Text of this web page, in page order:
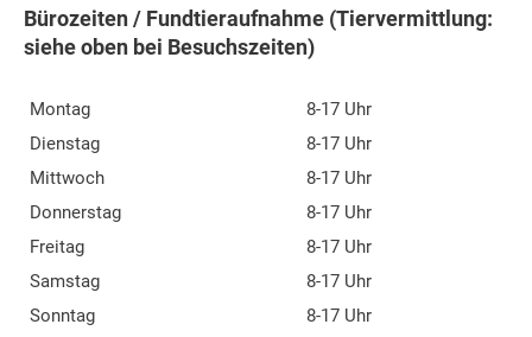
Bürozeiten / Fundtieraufnahme (Tiervermittlung:
siehe oben bei Besuchszeiten)
Montag
8-17 Uhr
Dienstag
8-17 Uhr
Mittwoch
8-17 Uhr
Donnerstag
8-17 Uhr
Freitag
8-17 Uhr
Samstag
8-17 Uhr
Sonntag
8-17 Uhr